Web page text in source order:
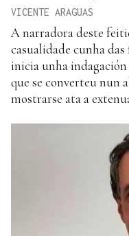
VICENTE ARAGUAS
A narradora deste
casualidade cunha
inicia unha
que se converteu nun
mostrarse ata a